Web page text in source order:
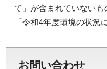
て」が含まれていないも
「令和4年度環境の状況
お問い合わせ